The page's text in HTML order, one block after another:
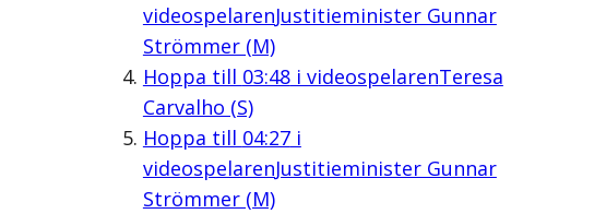
videospelarenJustitieminister Gunnar
Strömmer (M)
Hoppa till 03:48i videospelarenTeresa
Carvalho (S)
Hoppa till 04:27i
videospelarenJustitieminister Gunnar
Strömmer (M)